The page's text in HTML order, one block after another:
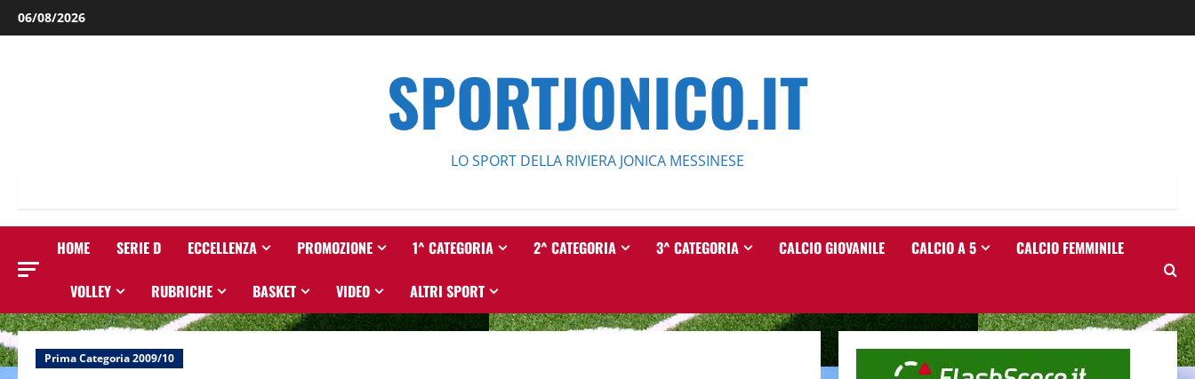
Salta
al
06/08/2026
SPORTJONICO.IT
LO SPORT DELLA RIVIERA JONICA MESSINESE
HOME SERIE D ECCELLENZA PROMOZIONE 1^ CATEGORIA 2^ CATEGORIA 3^ CATEGORIA CALCIO GIOVANILE CALCIO A 5 CALCIO FEMMINILE
VOLLEY RUBRICHE BASKET VIDEO ALTRI SPORT
Prima Categoria 2009/10